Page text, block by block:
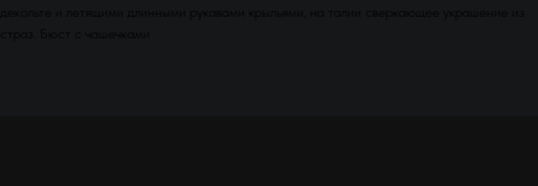
декольте и летящими длинными рукавами крыльями, на талии сверкающее украшение из
страз. Бюст с чашечками